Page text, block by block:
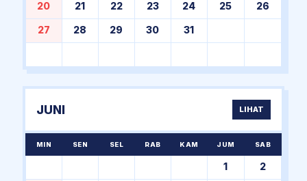
20 21 22 23 24 25 26
27 28 29 30 31
JUNI LIHAT
MIN SEN SEL RAB KAM JUM SAB
1 2